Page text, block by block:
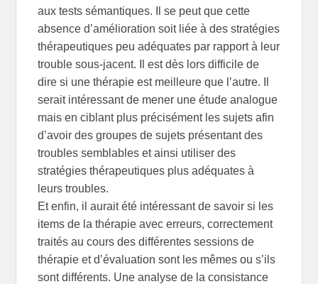
aux tests sémantiques. Il se peut que cette
absence d’amélioration soit liée à des stratégies
thérapeutiques peu adéquates par rapport à leur
trouble sous-jacent. Il est dès lors difficile de
dire si une thérapie est meilleure que l’autre. Il
serait intéressant de mener une étude analogue
mais en ciblant plus précisément les sujets afin
d’avoir des groupes de sujets présentant des
troubles semblables et ainsi utiliser des
stratégies thérapeutiques plus adéquates à
leurs troubles.
Et enfin, il aurait été intéressant de savoir si les
items de la thérapie avec erreurs, correctement
traités au cours des différentes sessions de
thérapie et d’évaluation sont les mêmes ou s’ils
sont différents. Une analyse de la consistance